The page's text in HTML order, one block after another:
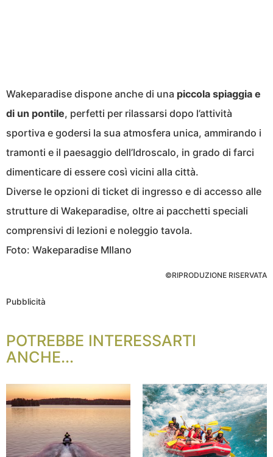
Wakeparadise dispone anche di una piccola spiaggia e
di un pontile, perfetti per rilassarsi dopo l’attività
sportiva e godersi la sua atmosfera unica, ammirando i
tramonti e il paesaggio dell’Idroscalo, in grado di farci
dimenticare di essere così vicini alla città.
Diverse le opzioni di ticket di ingresso e di accesso alle
strutture di Wakeparadise, oltre ai pacchetti speciali
comprensivi di lezioni e noleggio tavola.
Foto: Wakeparadise MIlano
©RIPRODUZIONE RISERVATA
Pubblicità
POTREBBE INTERESSARTI
ANCHE...